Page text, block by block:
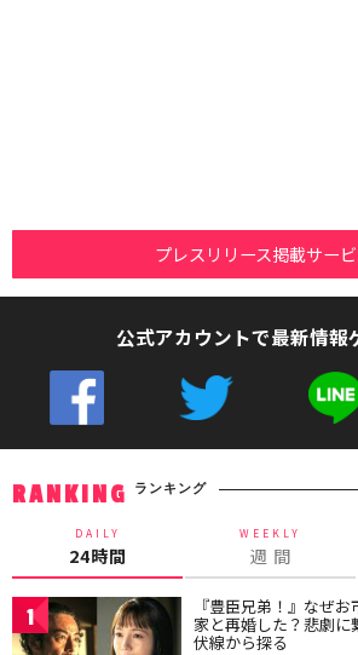
プレスリリース掲載サー
公式アカウントで最新情報
RANKING ランキング
DAILY
24時間
WEEKLY
週 間
1 『豊臣兄弟！』なぜ
家と再婚した？悲劇に
伏線から探る